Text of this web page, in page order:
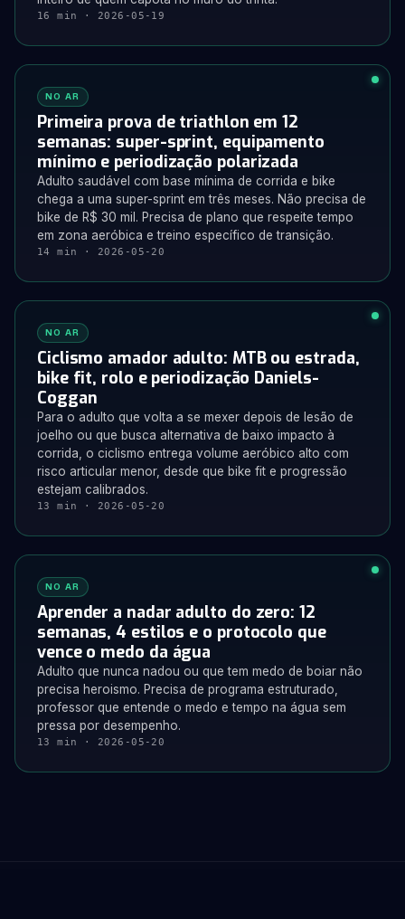
16 min · 2026-05-19
NO AR
Primeira prova de triathlon em 12
semanas: super-sprint, equipamento
mínimo e periodização polarizada
Adulto saudável com base mínima de corrida e bike
chega a uma super-sprint em três meses. Não precisa de
bike de R$ 30 mil. Precisa de plano que respeite tempo
em zona aeróbica e treino específico de transição.
14 min · 2026-05-20
NO AR
Ciclismo amador adulto: MTB ou estrada,
bike fit, rolo e periodização Daniels-
Coggan
Para o adulto que volta a se mexer depois de lesão de
joelho ou que busca alternativa de baixo impacto à
corrida, o ciclismo entrega volume aeróbico alto com
risco articular menor, desde que bike fit e progressão
estejam calibrados.
13 min · 2026-05-20
NO AR
Aprender a nadar adulto do zero: 12
semanas, 4 estilos e o protocolo que
vence o medo da água
Adulto que nunca nadou ou que tem medo de boiar não
precisa heroismo. Precisa de programa estruturado,
professor que entende o medo e tempo na água sem
pressa por desempenho.
13 min · 2026-05-20